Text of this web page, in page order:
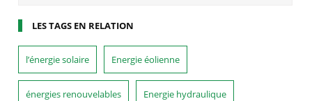
LES TAGS EN RELATION
l’énergie solaire Energie éolienne
énergies renouvelables Energie hydraulique